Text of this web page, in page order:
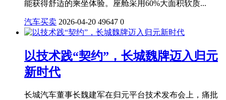
能获得舒适的乘坐体验。座舱采用60%大面积软质...
汽车买卖 2026-04-20 49647 0
以技术践“契约”，长城魏牌迈入归元
新时代
长城汽车董事长魏建军在归元平台技术发布会上，痛批